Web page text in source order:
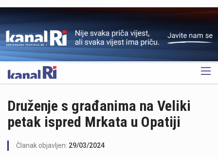
OGLAS
Druženje s građanima na Veliki
petak ispred Mrkata u Opatiji
Članak objavljen: 29/03/2024